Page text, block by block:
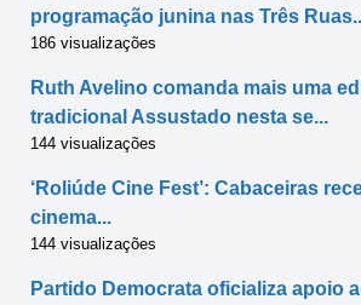
programação junina nas Três
186 visualizações
Ruth Avelino comanda mais uma
tradicional Assustado nesta se...
144 visualizações
‘Roliúde Cine Fest’: Cabaceiras
cinema...
144 visualizações
Partido Democrata oficializa apoio